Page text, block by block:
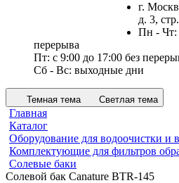
г.
д. 3,
Пн - Чт:
перерыва
Пт: с 9:00 до 17:00 без
Сб - Вс: выходные дни
Темная тема Светлая тема
Главная
Каталог
Оборудование для водоочистки и
Комплектующие для фильтров
Солевые баки
Солевой бак Canature BTR-145